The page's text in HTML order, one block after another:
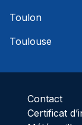
Toulon
Toulouse
Contact
Certificat